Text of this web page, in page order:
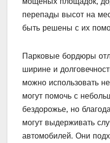
перепады высот на
быть решены с их
Парковые бордюры
ширине и
можно использовать
могут помочь с
бездорожье, но
могут выдерживать
автомобилей. Они